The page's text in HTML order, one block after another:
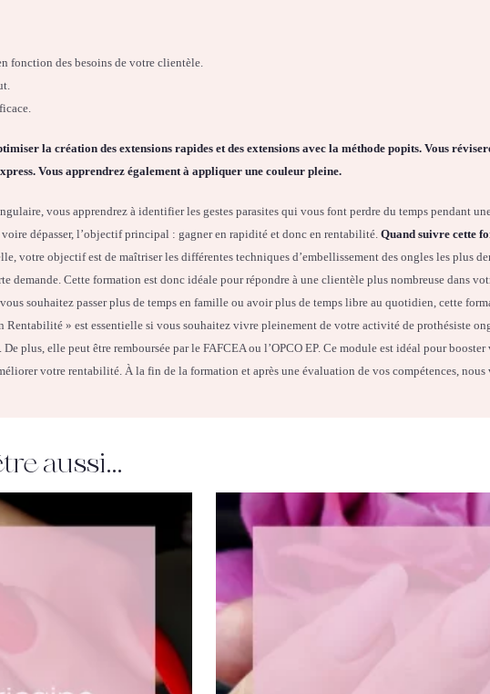
fonction des besoins de votre clientèle.
la création des extensions rapides et des extensions avec la méthode popits. Vous
Vous apprendrez également à appliquer une couleur pleine.
vous apprendrez à identifier les gestes parasites qui vous font perdre du temps pendant
dépasser, l’objectif principal : gagner en rapidité et donc en rentabilité.Quand suivre cette
votre objectif est de maîtriser les différentes techniques d’embellissement des ongles les plus
demande. Cette formation est donc idéale pour répondre à une clientèle plus nombreuse dans
souhaitez passer plus de temps en famille ou avoir plus de temps libre au quotidien, cette
» est essentielle si vous souhaitez vivre pleinement de votre activité de prothésiste
plus, elle peut être remboursée par le FAFCEA ou l’OPCO EP. Ce module est idéal pour booster
votre rentabilité. À la fin de la formation et après une évaluation de vos compétences,
aussi…